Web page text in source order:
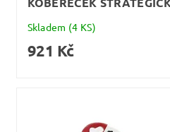
Skladem (4 KS)
921 Kč